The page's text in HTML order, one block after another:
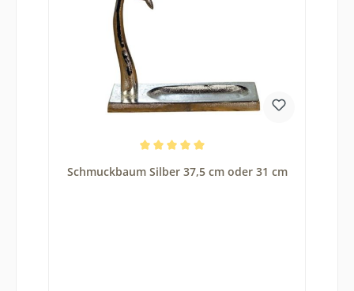
Schmuckbaum Silber 37,5 cm oder 31 cm